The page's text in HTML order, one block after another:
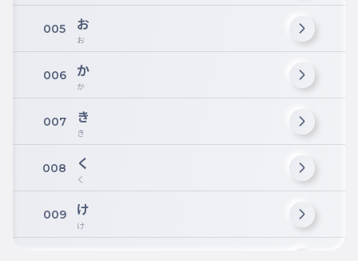
005 お
お
006 か
か
007 き
き
008 く
く
009 け
け